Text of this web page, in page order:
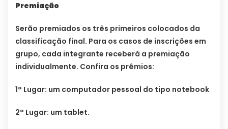
Premiação
Serão premiados os três primeiros colocados da
classificação final. Para os casos de inscrições em
grupo, cada integrante receberá a premiação
individualmente. Confira os prêmios:
1° Lugar: um computador pessoal do tipo notebook
2° Lugar: um tablet.